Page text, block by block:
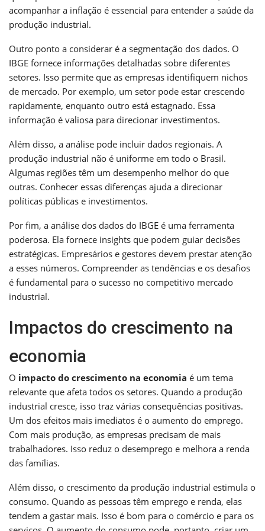
acompanhar a inflação é essencial para entender a saúde da
produção industrial.
Outro ponto a considerar é a segmentação dos dados. O
IBGE fornece informações detalhadas sobre diferentes
setores. Isso permite que as empresas identifiquem nichos
de mercado. Por exemplo, um setor pode estar crescendo
rapidamente, enquanto outro está estagnado. Essa
informação é valiosa para direcionar investimentos.
Além disso, a análise pode incluir dados regionais. A
produção industrial não é uniforme em todo o Brasil.
Algumas regiões têm um desempenho melhor do que
outras. Conhecer essas diferenças ajuda a direcionar
políticas públicas e investimentos.
Por fim, a análise dos dados do IBGE é uma ferramenta
poderosa. Ela fornece insights que podem guiar decisões
estratégicas. Empresários e gestores devem prestar atenção
a esses números. Compreender as tendências e os desafios
é fundamental para o sucesso no competitivo mercado
industrial.
Impactos do crescimento na
economia
O impacto do crescimento na economia é um tema
relevante que afeta todos os setores. Quando a produção
industrial cresce, isso traz várias consequências positivas.
Um dos efeitos mais imediatos é o aumento do emprego.
Com mais produção, as empresas precisam de mais
trabalhadores. Isso reduz o desemprego e melhora a renda
das famílias.
Além disso, o crescimento da produção industrial estimula o
consumo. Quando as pessoas têm emprego e renda, elas
tendem a gastar mais. Isso é bom para o comércio e para os